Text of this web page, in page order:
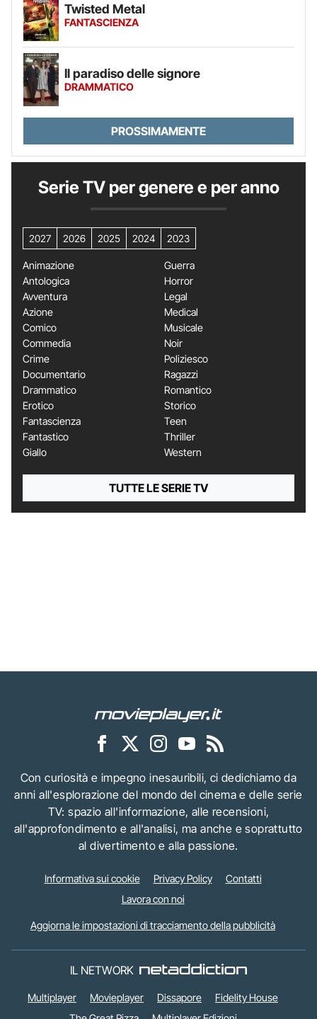
Twisted Metal
FANTASCIENZA
Il paradiso delle signore
DRAMMATICO
PROSSIMAMENTE
Serie TV per genere e per anno
2027 2026 2025 2024 2023
Animazione
Antologica
Avventura
Azione
Comico
Commedia
Crime
Documentario
Drammatico
Erotico
Fantascienza
Fantastico
Giallo
Guerra
Horror
Legal
Medical
Musicale
Noir
Poliziesco
Ragazzi
Romantico
Storico
Teen
Thriller
Western
TUTTE LE SERIE TV
Con curiosità e impegno inesauribili, ci dedichiamo da
anni all'esplorazione del mondo del cinema e delle serie
TV: spazio all'informazione, alle recensioni,
all'approfondimento e all'analisi, ma anche e soprattutto
al divertimento e alla passione.
Informativa sui cookie Privacy Policy
Contatti
Lavora con noi
Aggiorna le impostazioni di tracciamento della pubblicità
IL NETWORK
Multiplayer Movieplayer Dissapore
Fidelity House